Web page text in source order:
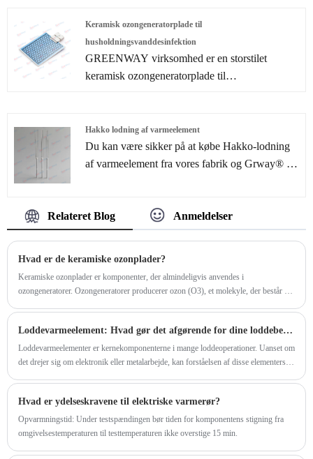
svømmebassiner antænder.
Keramisk ozongeneratorplade til
husholdningsvanddesinfektion
GREENWAY virksomhed er en storstilet
keramisk ozongeneratorplade til
keramik sintret ved en høj temperatur på
1650°C, som har karakteristika af høj
varmeledningsevne, god stødmodstand,
Hakko lodning af varmeelement
Du kan være sikker på at købe Hakko-lodning
af varmeelement fra vores fabrik og Grway® vil
Relateret Blog
Anmeldelser
Hvad er de keramiske ozonplader?
Keramiske ozonplader er komponenter, der almindeligvis anvendes i
ozongeneratorer. Ozongeneratorer producerer ozon (O3), et molekyle, der består af
rolle i denne proces.
Loddevarmeelement: Hvad gør det afgørende for dine loddebehov
Loddevarmeelementer er kernekomponenterne i mange loddeoperationer. Uanset om
det drejer sig om elektronik eller metalarbejde, kan forståelsen af ​​disse elementers
deres anvendelser, og hvordan man vælger den rigtige. Vi fremhæver også de
løsninger, der tilbydes af GREENWAY, en førende inden for
varmeelementindustrien.
Hvad er ydelseskravene til elektriske varmerør?
Opvarmningstid: Under testspændingen bør tiden for komponentens stigning fra
omgivelsestemperaturen til testtemperaturen ikke overstige 15 min.